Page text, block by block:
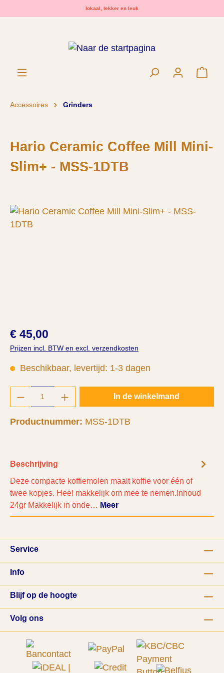
lokaal, lekker en leuk
Accessoires Grinders
Hario Ceramic Coffee Mill Mini-
Slim+ - MSS-1DTB
Afbeeldingengalerij overslaan
€ 45,00
Prijzen incl. BTW en excl. verzendkosten
Beschikbaar, levertijd: 1-3 dagen
Producthoeveelheid: Voer de gewenste
In de winkelmand
Productnummer: MSS-1DTB
Beschrijving
Deze compacte koffiemolen maalt koffie voor één of
twee kopjes. Heel makkelijk om mee te nemen.Inhoud
24gr Makkelijk in onde… Meer
Service
Info
Blijf op de hoogte
Volg ons